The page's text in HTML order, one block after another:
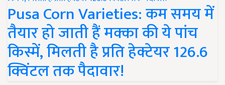
Pusa Corn Varieties: कम समय में
तैयार हो जाती हैं मक्का की ये पांच
किस्में, मिलती है प्रति हेक्टेयर 126.6
क्विंटल तक पैदावार!